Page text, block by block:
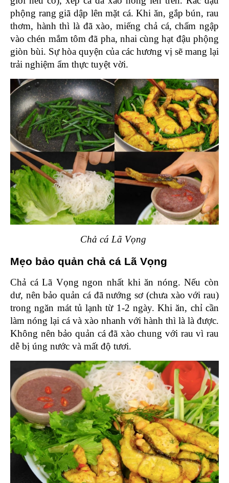
phộng rang giã dập lên mặt cá. Khi ăn, gắp bún, rau
thơm, hành thì là đã xào, miếng chả cá, chấm ngập
vào chén mắm tôm đã pha, nhai cùng hạt đậu phộng
giòn bùi. Sự hòa quyện của các hương vị sẽ mang lại
trải nghiệm ẩm thực tuyệt vời.
Chả cá Lã Vọng
Mẹo bảo quản chả cá Lã Vọng
Chả cá Lã Vọng ngon nhất khi ăn nóng. Nếu còn
dư, nên bảo quản cá đã nướng sơ (chưa xào với rau)
trong ngăn mát tủ lạnh từ 1-2 ngày. Khi ăn, chỉ cần
làm nóng lại cá và xào nhanh với hành thì là là được.
Không nên bảo quản cá đã xào chung với rau vì rau
dễ bị úng nước và mất độ tươi.